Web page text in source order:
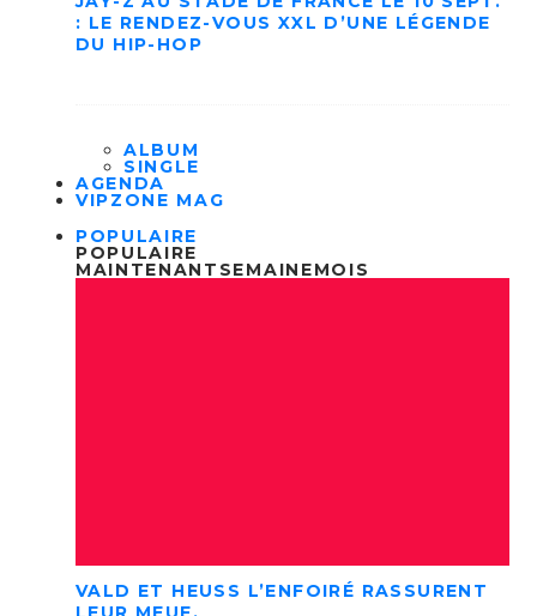
: LE RENDEZ-VOUS XXL D’UNE LÉGENDE
DU HIP-HOP
ALBUM
SINGLE
AGENDA
VIPZONE MAG
POPULAIRE
POPULAIRE
MAINTENANT SEMAINEMOIS
VALD ET HEUSS L’ENFOIRÉ RASSURENT